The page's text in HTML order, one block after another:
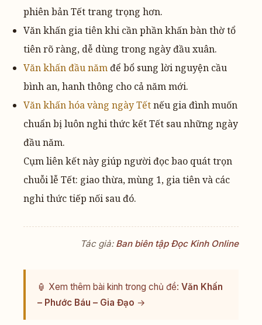
phiên bản Tết trang trọng hơn.
Văn khấn gia tiên khi cần phần khấn bàn thờ tổ
tiên rõ ràng, dễ dùng trong ngày đầu xuân.
Văn khấn đầu năm để bổ sung lời nguyện cầu
bình an, hanh thông cho cả năm mới.
Văn khấn hóa vàng ngày Tếtnếu gia đình muốn
chuẩn bị luôn nghi thức kết Tết sau những ngày
đầu năm.
Cụm liên kết này giúp người đọc bao quát trọn
chuỗi lễ Tết: giao thừa, mùng 1, gia tiên và các
nghi thức tiếp nối sau đó.
Tác giả: Ban biên tập Đọc Kinh Online
🏮 Xem thêm bài kinh trong chủ đề: Văn Khấn
– Phước Báu – Gia Đạo →